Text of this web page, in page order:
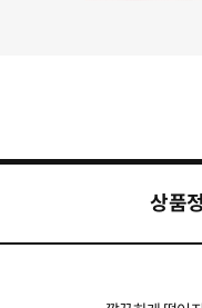
상품